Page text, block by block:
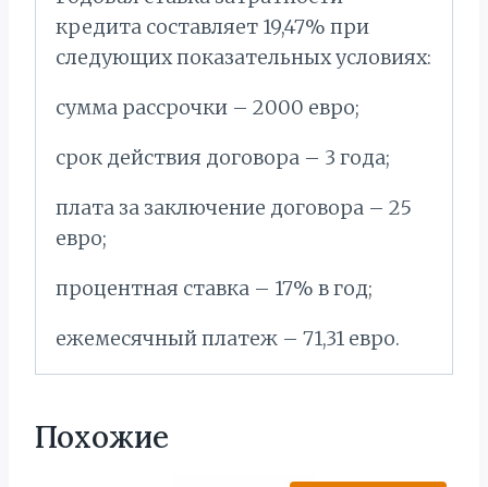
кредита составляет 19,47% при
следующих показательных условиях:
сумма рассрочки – 2000 евро;
срок действия договора – 3 года;
плата за заключение договора – 25
евро;
процентная ставка – 17% в год;
ежемесячный платеж – 71,31 евро.
Похожие